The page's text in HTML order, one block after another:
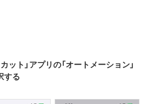
ット」アプリの「オートメーション」
する